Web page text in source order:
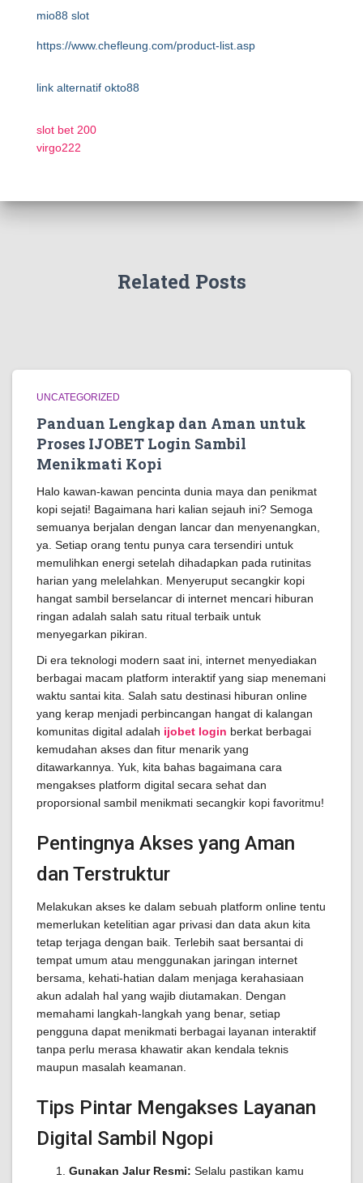
mio88 slot
https://www.chefleung.com/product-list.asp
link alternatif okto88
slot bet 200
virgo222
Related Posts
UNCATEGORIZED
Panduan Lengkap dan Aman untuk
Proses IJOBET Login Sambil
Menikmati Kopi
Halo kawan-kawan pencinta dunia maya dan penikmat
kopi sejati! Bagaimana hari kalian sejauh ini? Semoga
semuanya berjalan dengan lancar dan menyenangkan,
ya. Setiap orang tentu punya cara tersendiri untuk
memulihkan energi setelah dihadapkan pada rutinitas
harian yang melelahkan. Menyeruput secangkir kopi
hangat sambil berselancar di internet mencari hiburan
ringan adalah salah satu ritual terbaik untuk
menyegarkan pikiran.
Di era teknologi modern saat ini, internet menyediakan
berbagai macam platform interaktif yang siap menemani
waktu santai kita. Salah satu destinasi hiburan online
yang kerap menjadi perbincangan hangat di kalangan
komunitas digital adalah ijobet login berkat berbagai
kemudahan akses dan fitur menarik yang
ditawarkannya. Yuk, kita bahas bagaimana cara
mengakses platform digital secara sehat dan
proporsional sambil menikmati secangkir kopi favoritmu!
Pentingnya Akses yang Aman
dan Terstruktur
Melakukan akses ke dalam sebuah platform online tentu
memerlukan ketelitian agar privasi dan data akun kita
tetap terjaga dengan baik. Terlebih saat bersantai di
tempat umum atau menggunakan jaringan internet
bersama, kehati-hatian dalam menjaga kerahasiaan
akun adalah hal yang wajib diutamakan. Dengan
memahami langkah-langkah yang benar, setiap
pengguna dapat menikmati berbagai layanan interaktif
tanpa perlu merasa khawatir akan kendala teknis
maupun masalah keamanan.
Tips Pintar Mengakses Layanan
Digital Sambil Ngopi
Gunakan Jalur Resmi: Selalu pastikan kamu